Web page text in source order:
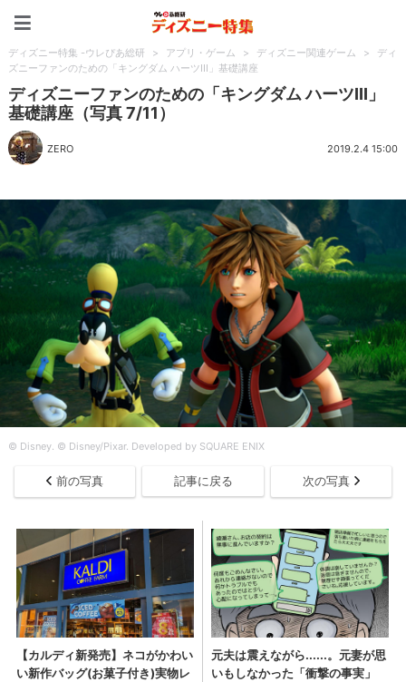
ディズニー特集 -ウレぴあ総研 > アプリ・ゲーム > ディズニー関連ゲーム >
ディ
ズニーファンのための「キングダム ハーツIII」基礎講座
ディズニーファンのための「キングダム ハーツIII」
基礎講座（写真 7/11）
ZERO 2019.2.4 15:00
© Disney. © Disney/Pixar. Developed by SQUARE ENIX
前の写真 記事に戻る 次の写真